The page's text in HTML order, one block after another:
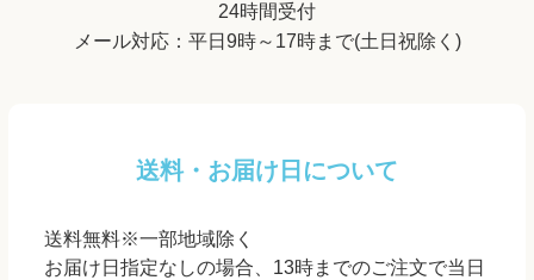
24時間受付
メール対応：平日9時～17時まで(土日祝除く)
送料・お届け日について
送料無料※一部地域除く
お届け日指定なしの場合、13時までのご注文で当日